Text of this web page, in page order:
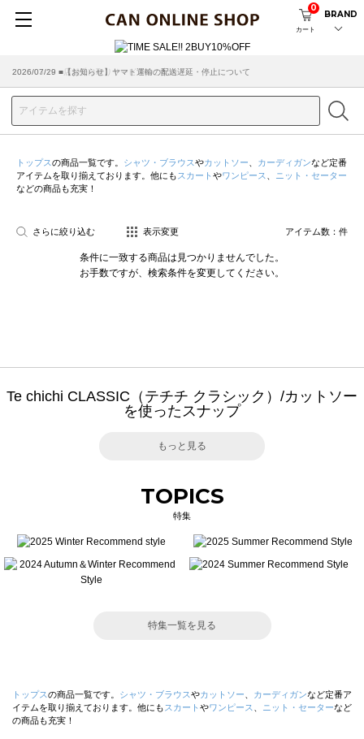
カート
0
BRAND
2026/07/29 ■【お知らせ】ヤマト運輸の配送遅延・停止について
2026/03/18 ■店舗受け取りサービスのご案内
トップスの商品一覧です。 シャツ・ブラウスやカットソー カーディガンなど定番
アイテムを取り揃えております。他にも スカート やワンピース
ニット・セーター
などの商品も充実！
さらに絞り込む 表示変更 アイテム数： 件
条件に一致する商品は見つかりませんでした。
お手数ですが、検索条件を変更してください。
Te chichi CLASSIC（テチチ クラシック）/カットソー
を使ったスナップ
もっと見る
TOPICS
特集
特集一覧を見る
トップスの商品一覧です。 シャツ・ブラウスやカットソー カーディガンなど定番ア
イテムを取り揃えております。他にも スカート やワンピース ニット・セーターなど
の商品も充実！